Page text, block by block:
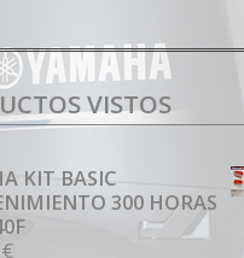
VISTOS
KIT BASIC
300 HORAS